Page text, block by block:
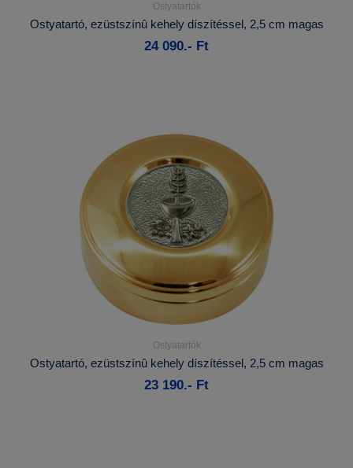
Részletek...
Kosárba
Ostyatartók
Ostyatartó, ezüstszínû kehely díszítéssel, 2,5 cm magas
24 090.- Ft
Részletek...
Kosárba
Ostyatartók
Ostyatartó, ezüstszínû kehely díszítéssel, 2,5 cm magas
23 190.- Ft